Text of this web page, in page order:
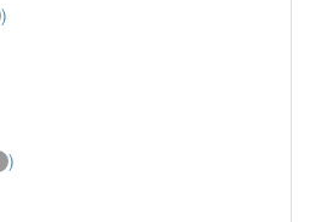
)
)